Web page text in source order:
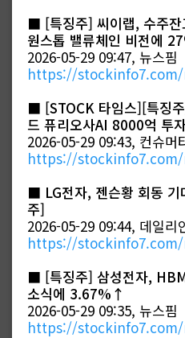
■ [특징주] 씨이랩, 수주
원스톱 밸류체인 비전에
2026-05-29 09:47, 뉴스핌
https://
■ [STOCK 타임스][특징
드 퓨리오사AI 8000억 투
2026-05-29 09:43, 컨슈머
https://
■ LG전자, 젠슨황 회동
주]
2026-05-29 09:44, 데일리
https://
■ [특징주] 삼성전자,
소식에 3.67%↑
2026-05-29 09:35, 뉴스핌
https://